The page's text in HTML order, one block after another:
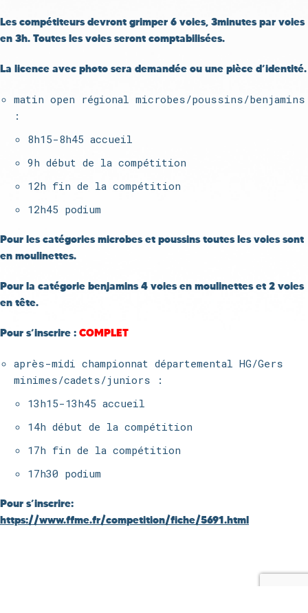
Les compétiteurs devront grimper 6 voies, 3minutes par voies
en 3h. Toutes les voies seront comptabilisées.
La licence avec photo sera demandée ou une pièce d’identité.
matin open régional microbes/poussins/benjamins
:
8h15-8h45 accueil
9h début de la compétition
12h fin de la compétition
12h45 podium
Pour les catégories microbes et poussins toutes les voies sont
en moulinettes.
Pour la catégorie benjamins 4 voies en moulinettes et 2 voies
en tête.
Pour s’inscrire : COMPLET
après-midi championnat départemental HG/Gers
minimes/cadets/juniors :
13h15-13h45 accueil
14h début de la compétition
17h fin de la compétition
17h30 podium
Pour s’inscrire:
https://www.ffme.fr/competition/fiche/5691.html